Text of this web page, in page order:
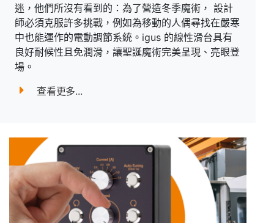
迷，他們所沒有看到的：為了營造冬季魔術， 設計
師必須克服許多挑戰，例如為移動的人偶尋找在嚴寒
中也能運作的電動調節系統。igus 的線性滑台具有
良好耐候性且免潤滑，讓聖誕魔術完美呈現、亮眼登
場。
查看更多...